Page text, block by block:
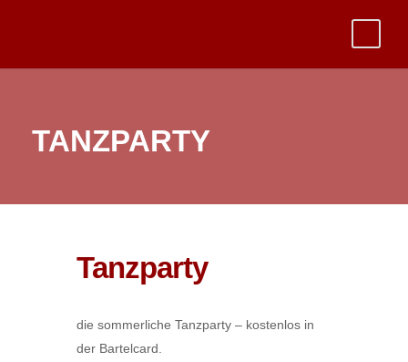
TANZPARTY
Tanzparty
die sommerliche Tanzparty – kostenlos in
der Bartelcard.